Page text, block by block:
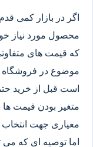
اگر در بازار کمی
محصول مورد نیاز
که قیمت های
موضوع در فروشگاه
است قبل از خرید
متغیر بودن قیمت ها
معیاری جهت انتخاب
اما توصیه ای که می